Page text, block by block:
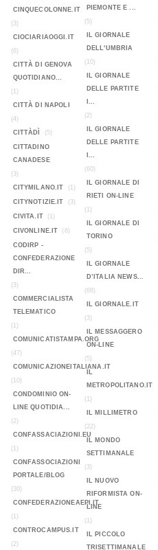
CINQUECOLONNE.IT
(3)
CIOCIARIAOGGI.IT
(6)
CITTÀ DI GENOVA
QUOTIDIANO...
(1)
CITTÀ DI NAPOLI
(4)
CITTÀDÌ
(5)
CITTADINO
CANADESE
(3)
CITYMILANO.IT
(1)
CITYNOTIZIE.IT (3)
CIVITA.IT (1)
CIVONLINE.IT (6)
CODIRP -
CONFEDERAZIONE
DIR...
(3)
COMMERCIALISTA
TELEMATICO
(1)
COMUNICATISTAMPA.ORG
(47)
COMUNICAZIONEITALIANA.IT
(10)
CONDOMINIO ON-
LINE QUOTIDIA...
(2)
CONFASSACIAZIONI.EU
(1)
CONFASSOCIAZIONI
PORTALE/BLOG
(30)
CONFEDERAZIONEAEPI.IT
(1)
CONTROCAMPUS.IT
(2)
PIEMONTE E ...
(5)
IL GIORNALE
DELL'UMBRIA
(10)
IL GIORNALE
DELLE PARTITE
I...
(2)
IL GIORNALE
DELLE PARTITE
I...
(60)
IL GIORNALE DI
RIETI ON-LINE
(1)
IL GIORNALE DI
TORINO
(5)
IL GIORNALE
D’ITALIA NEWS...
(68)
IL GIORNALE.IT
(3)
IL MESSAGGERO
ON-LINE
(5)
IL
METROPOLITANO.IT
(1)
IL MILLIMETRO
(22)
IL MONDO
SETTIMANALE
(3)
IL NUOVO
RIFORMISTA ON-
LINE
(1)
IL PICCOLO
TRISETTIMANALE